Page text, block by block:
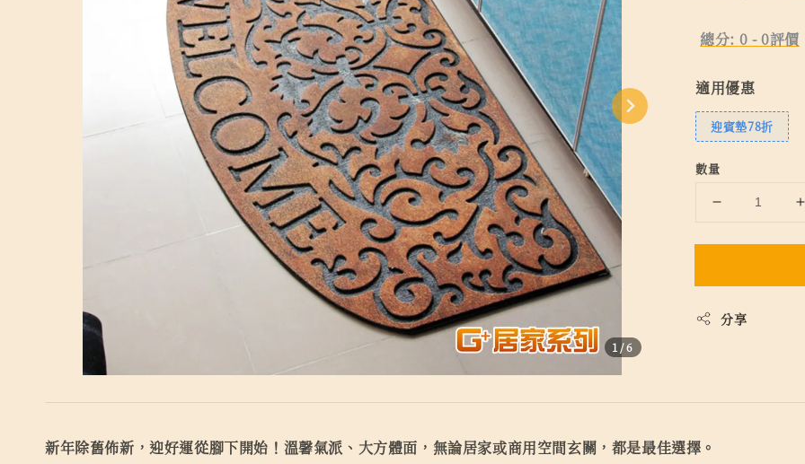
1 /6
總分: 0 -0評價
適用優惠
迎賓墊78折
數量
分享
新年除舊佈新，迎好運從腳下開始！溫馨氣派、大方體面，無論居家或商用空間玄關，都是最佳選擇。